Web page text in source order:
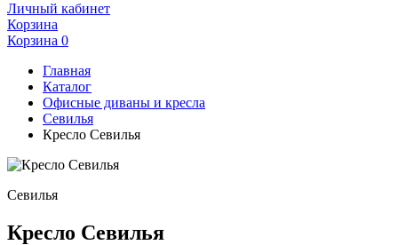
Личный кабинет
Корзина
Корзина 0
Главная
Каталог
Офисные диваны и кресла
Севилья
Кресло Севилья
Севилья
Кресло Севилья